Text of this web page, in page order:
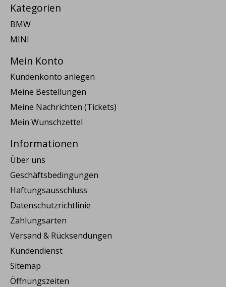
Kategorien
BMW
MINI
Mein Konto
Kundenkonto anlegen
Meine Bestellungen
Meine Nachrichten (Tickets)
Mein Wunschzettel
Informationen
Über uns
Geschäftsbedingungen
Haftungsausschluss
Datenschutzrichtlinie
Zahlungsarten
Versand & Rücksendungen
Kundendienst
Sitemap
Öffnungszeiten